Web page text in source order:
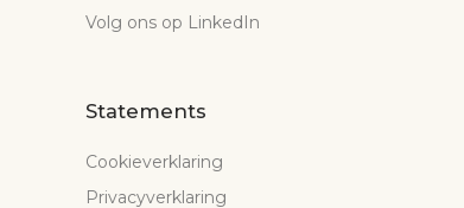
Volg ons op LinkedIn
Statements
Cookieverklaring
Privacyverklaring